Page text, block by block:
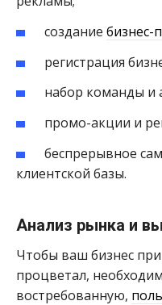
созданиебизнес-
регистрация
набор команды и
промо-акции и
беспрерывное
клиентской базы.
Анализ рынка и
Чтобы ваш бизнес
процветал,
востребованную,